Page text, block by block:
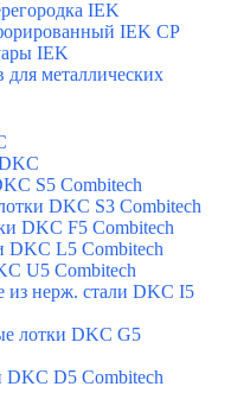
IEK
IEK CP
IEK
металлических
S5 Combitech
DKC S3 Combitech
DKC F5 Combitech
DKC L5 Combitech
U5 Combitech
из нерж. стали DKC I5
лотки DKC G5
DKC D5 Combitech